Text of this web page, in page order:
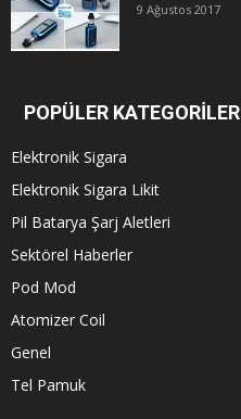
9 Ağustos 2017
POPÜLER KATEGORİLER
Elektronik Sigara
Elektronik Sigara Likit
Pil Batarya Şarj Aletleri
Sektörel Haberler
Pod Mod
Atomizer Coil
Genel
Tel Pamuk